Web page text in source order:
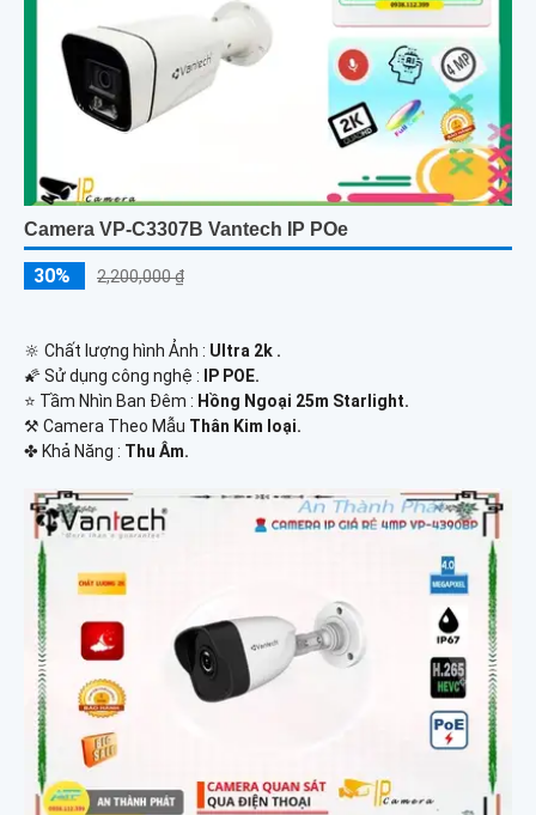
Camera VP-C3307B Vantech IP POe
30% 2,200,000 ₫
🔆 Chất lượng hình Ảnh : Ultra 2k .
🌠 Sử dụng công nghệ :
IP POE.
⭐ Tầm Nhìn Ban Đêm : Hồng Ngoại 25m Starlight.
⚒ Camera Theo Mẫu Thân Kim loại.
️✤ Khả Năng : Thu Âm.